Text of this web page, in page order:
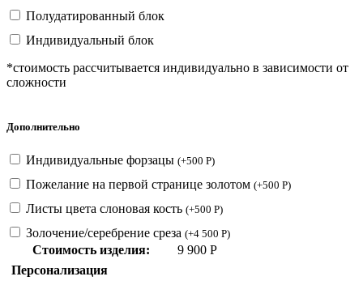
Полудатированный блок
Индивидуальный блок
*стоимость рассчитывается индивидуально в зависимости от
сложности
Дополнительно
Индивидуальные форзацы (+500 Р)
Пожелание на первой странице золотом (+500 Р)
Листы цвета слоновая кость (+500 Р)
Золочение/серебрение среза (+4 500 Р)
Стоимость изделия: 9 900 Р
Персонализация